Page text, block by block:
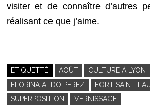
visiter et de connaître d’autres
réalisant ce que j’aime.
ÉTIQUETTÉ AOÛT
CULTURE À LYON
FLORINA ALDO PEREZ
FORT SAINT-
SUPERPOSITION
VERNISSAGE